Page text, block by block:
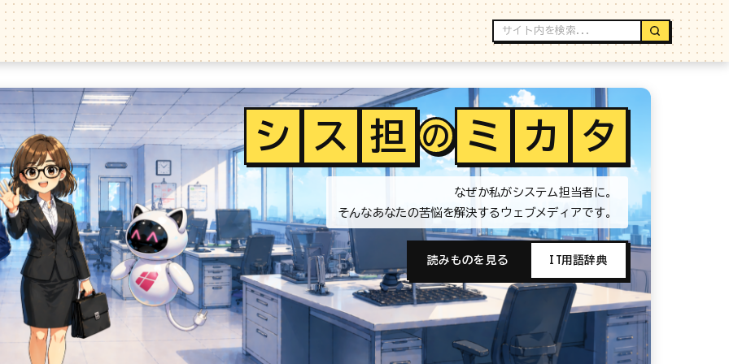
シ ス 担 の ミ カ タ
なぜか私がシステム担当者に。
そんなあなたの苦悩を解決するウェブメディアです。
読みものを見る IT用語辞典